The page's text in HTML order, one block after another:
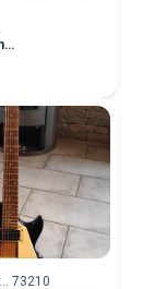
Christophe M
73210